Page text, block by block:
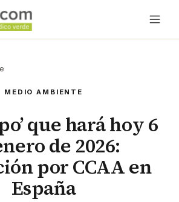
MEDIO AMBIENTE
que hará hoy 6
de 2026:
por CCAA en
España